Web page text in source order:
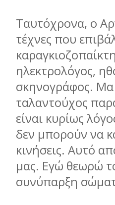
Ταυτόχρονα, ο
τέχνες που
ηλεκτρολόγος,
σκηνογράφος. Μα
ταλαντούχος
είναι κυρίως
δεν μπορούν να
κινήσεις. Αυτό
μας. Εγώ θεωρώ
συνύπαρξη